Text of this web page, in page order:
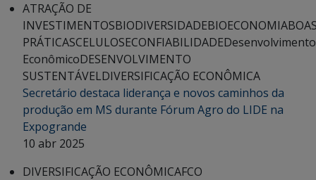
ATRAÇÃO DE
INVESTIMENTOSBIODIVERSIDADEBIOECONOMIA
PRÁTICASCELULOSECONFIABILIDADEDesenvolvimento
EconômicoDESENVOLVIMENTO
SUSTENTÁVELDIVERSIFICAÇÃO ECONÔMICA
Secretário destaca liderança e novos caminhos da
produção em MS durante Fórum Agro do LIDE na
Expogrande
10 abr 2025
DIVERSIFICAÇÃO ECONÔMICAFCO